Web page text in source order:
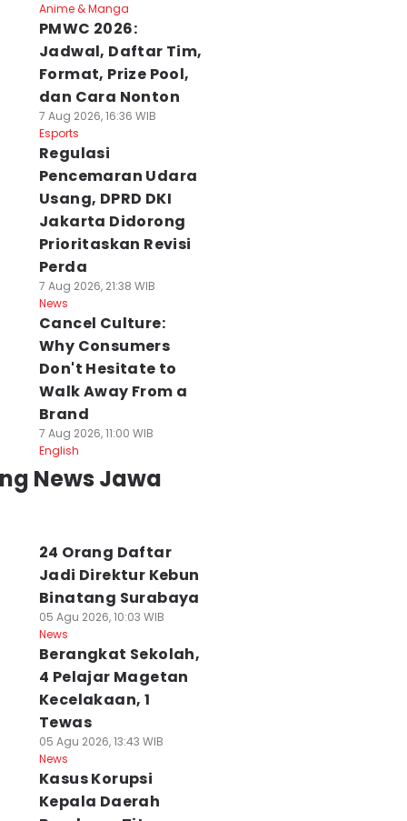
Anime & Manga
PMWC 2026:
Jadwal, Daftar Tim,
Format, Prize Pool,
dan Cara Nonton
7 Aug 2026, 16:36 WIB
Esports
Regulasi
Pencemaran Udara
Usang, DPRD DKI
Jakarta Didorong
Prioritaskan Revisi
Perda
7 Aug 2026, 21:38 WIB
News
Cancel Culture:
Why Consumers
Don't Hesitate to
Walk Away From a
Brand
7 Aug 2026, 11:00 WIB
English
News Jawa
24 Orang Daftar
Jadi Direktur Kebun
Binatang Surabaya
05 Agu 2026, 10:03 WIB
News
Berangkat Sekolah,
4 Pelajar Magetan
Kecelakaan, 1
Tewas
05 Agu 2026, 13:43 WIB
News
Kasus Korupsi
Kepala Daerah